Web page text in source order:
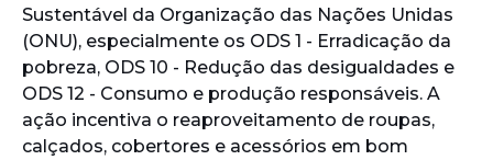
Sustentável da Organização das Nações Unidas
(ONU), especialmente os ODS 1 - Erradicação da
pobreza, ODS 10 - Redução das desigualdades e
ODS 12 - Consumo e produção responsáveis. A
ação incentiva o reaproveitamento de roupas,
calçados, cobertores e acessórios em bom